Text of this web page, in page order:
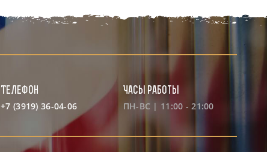
Телефон
+7 (3919) 36-04-06
Часы работы
ПН-ВС | 11:00 - 21:00